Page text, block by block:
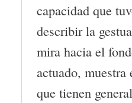
capacidad que
describir la
mira hacia el
actuado,
que tienen